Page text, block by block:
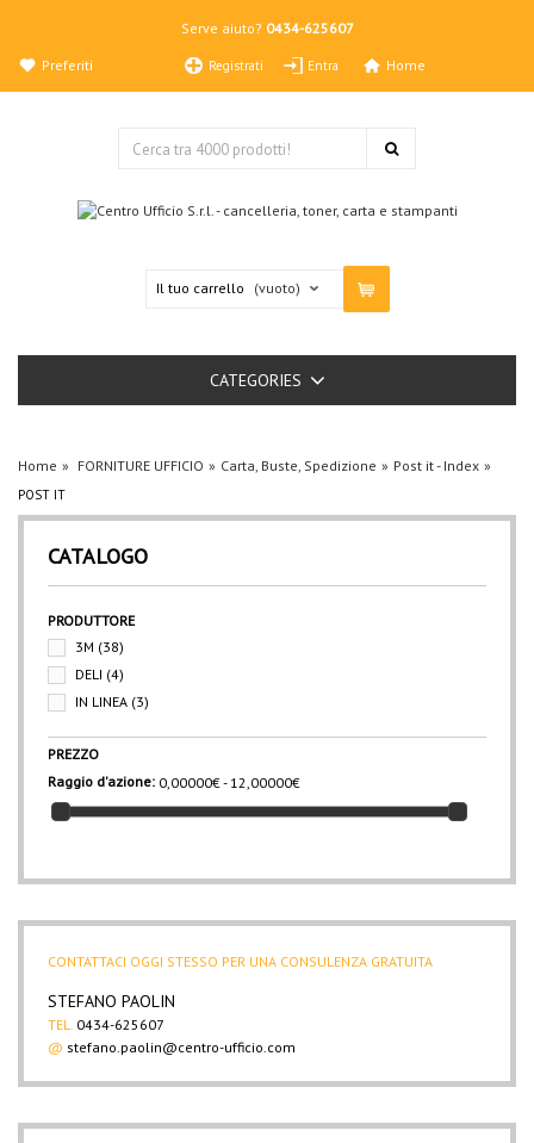
Serve aiuto? 0434-625607
Registrati Entra
Preferiti Home
Il tuo carrello (vuoto)
CATEGORIES
Home FORNITURE UFFICIO Carta, Buste, Spedizione Post it - Index
POST IT
CATALOGO
PRODUTTORE
3M (38)
DELI (4)
IN LINEA (3)
PREZZO
Raggio d'azione: 0,00000€ - 12,00000€
CONTATTACI OGGI STESSO PER UNA CONSULENZA GRATUITA
STEFANO PAOLIN
TEL. 0434-625607
@ stefano.paolin@centro-ufficio.com